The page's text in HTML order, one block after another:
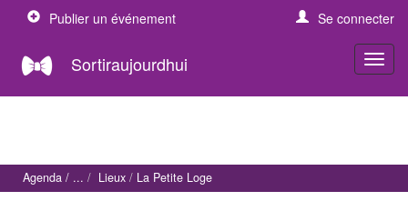
Publier un événement Se connecter
Sortiraujourdhui
Agenda Lieux La Petite Loge